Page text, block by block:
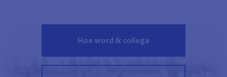
Hoe word ik collega